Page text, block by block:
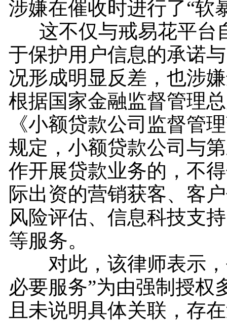
涉嫌在催收时进行了“软
这不仅与戒易花平台
于保护用户信息的承诺
况形成明显反差，也涉
根据国家金融监督管理
《小额贷款公司监督管
规定，小额贷款公司与
作开展贷款业务的，不
际出资的营销获客、客
风险评估、信息科技支
等服务。
对此，该律师表示，
必要服务”为由强制授权
且未说明具体关联，存